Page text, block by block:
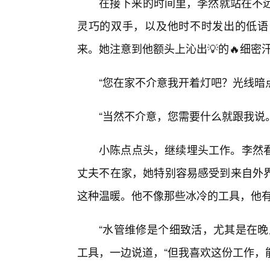
灵巧的双手，以及他时不时发出的低
来。她注意到他额头上沁出💡的🔥细密
“您在家不介意我开着灯吧？光线
“当然不介意，您需要什么就跟我
小陈点点头，继续埋头工作。李然
丈夫不在家，她特别容易感受到来自
这种温暖。他不像那些冰冷的工具，他
“水管维修是个细致活，尤其是在
工具，一边说道，“但我喜欢这份工作